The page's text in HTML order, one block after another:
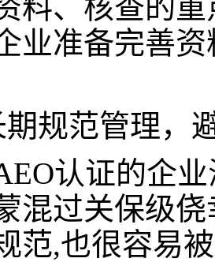
料、核查的
业准备完善
规范管理，
认证的企
混过关保级
范,也很容易